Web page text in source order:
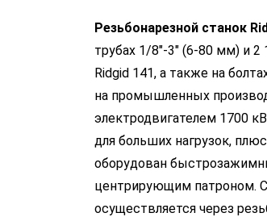
Резьбонарезной станок
трубах 1/8"-3" (6-80 мм) и 2
Ridgid 141, а также на
на промышленных
электродвигателем 1700
для больших нагрузок,
оборудован
центрирующим патроном.
осуществляется через